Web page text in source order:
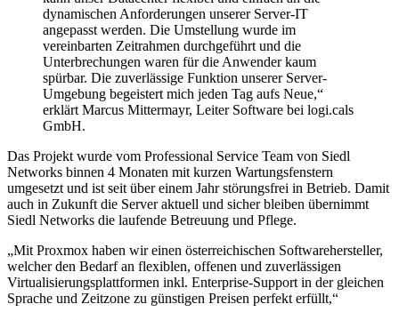
dynamischen Anforderungen unserer Server-IT
angepasst werden. Die Umstellung wurde im
vereinbarten Zeitrahmen durchgeführt und die
Unterbrechungen waren für die Anwender kaum
spürbar. Die zuverlässige Funktion unserer Server-
Umgebung begeistert mich jeden Tag aufs Neue,“
erklärt Marcus Mittermayr, Leiter Software bei logi.cals
GmbH.
Das Projekt wurde vom Professional Service Team von Siedl
Networks binnen 4 Monaten mit kurzen Wartungsfenstern
umgesetzt und ist seit über einem Jahr störungsfrei in Betrieb. Damit
auch in Zukunft die Server aktuell und sicher bleiben übernimmt
Siedl Networks die laufende Betreuung und Pflege.
„Mit Proxmox haben wir einen österreichischen Softwarehersteller,
welcher den Bedarf an flexiblen, offenen und zuverlässigen
Virtualisierungsplattformen inkl. Enterprise-Support in der gleichen
Sprache und Zeitzone zu günstigen Preisen perfekt erfüllt,“